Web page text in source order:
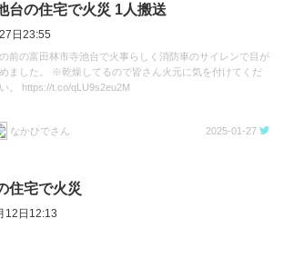
台の住宅で火災 1人搬送
日23:55
前の富田林市寺池台で火事らしく消防車のサイレンで目が
ました。 ※乾燥してるので皆さん火元に気を付けてくだ
。 https://t.co/qLU9s2eu2M
なかひでさん 2025-01-27
住宅で火災
12日12:13